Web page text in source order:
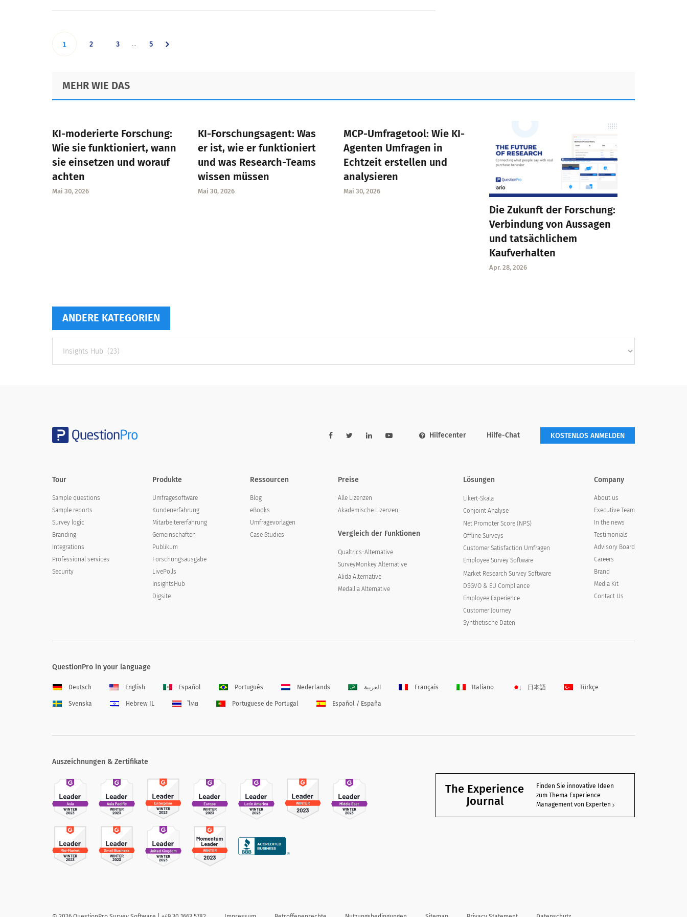
Go
1 Go
2 Go
3
pagesGo
5
MEHR WIE DAS
KI-moderierte Forschung:
Wie sie funktioniert, wann
sie einsetzen und worauf
achten
Mai 30, 2026
KI-Forschungsagent: Was
er ist, wie er funktioniert
und was Research-Teams
wissen müssen
Mai 30, 2026
MCP-Umfragetool: Wie KI-
Agenten Umfragen in
Echtzeit erstellen und
analysieren
Mai 30, 2026
Die Zukunft der Forschung:
Verbindung von Aussagen
und tatsächlichem
Kaufverhalten
Apr. 28, 2026
ANDERE KATEGORIEN
Kategorien
Hilfecenter Hilfe-Chat KOSTENLOS ANMELDEN
Tour
Sample questions
Sample reports
Survey logic
Branding
Integrations
Professional services
Security
Produkte
Umfragesoftware
Kundenerfahrung
Mitarbeitererfahrung
Gemeinschaften
Publikum
Forschungsausgabe
LivePolls
InsightsHub
Digsite
Ressourcen
Blog
eBooks
Umfragevorlagen
Case Studies
Preise
Alle Lizenzen
Akademische Lizenzen
Vergleich der Funktionen
Qualtrics-Alternative
SurveyMonkey Alternative
Alida Alternative
Medallia Alternative
Lösungen
Likert-Skala
Conjoint Analyse
Net Promoter Score (NPS)
Offline Surveys
Customer Satisfaction Umfragen
Employee Survey Software
Market Research Survey Software
DSGVO & EU Compliance
Employee Experience
Customer Journey
Synthetische Daten
Company
About us
Executive Team
In the news
Testimonials
Advisory Board
Careers
Brand
Media Kit
Contact Us
QuestionPro in your language
Deutsch English Español Português Nederlands العربية Français Italiano 日本語 Türkçe
Svenska Hebrew IL ไทย Portuguese de Portugal Español / España
Auszeichnungen & Zertifikate
The Experience
Journal
Finden Sie innovative Ideen
zum Thema Experience
Management von Experten